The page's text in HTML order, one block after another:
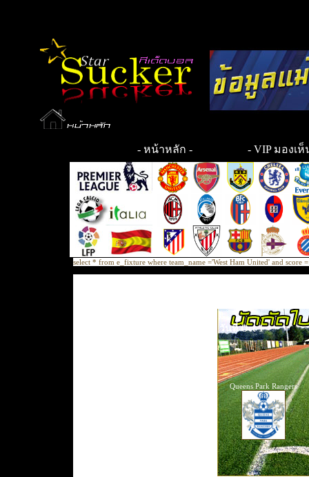
- หน้าหลัก - - VIP มองเห็
select * from e_fixture where team_name ='West Ham United' and score
วันที่ Oct 1
Queens Park Rangers